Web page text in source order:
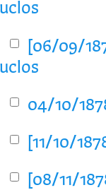
[06/09/
04/10/
[11/10/
[08/11/